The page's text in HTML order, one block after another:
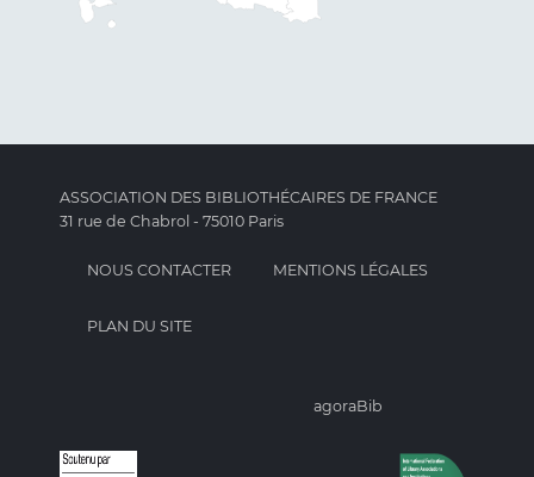
ASSOCIATION DES BIBLIOTHÉCAIRES DE FRANCE
31 rue de Chabrol - 75010 Paris
NOUS CONTACTER MENTIONS LÉGALES
PLAN DU SITE
agoraBib